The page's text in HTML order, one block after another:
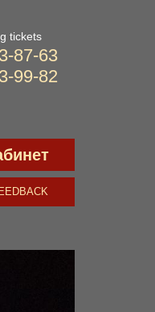
tickets
87-63
99-82